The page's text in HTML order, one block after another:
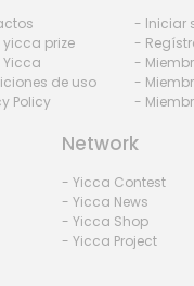
yicca prize
Yicca
de uso
Policy
- Iniciar
-
-
-
-
Network
- Yicca Contest
- Yicca News
- Yicca Shop
- Yicca Project